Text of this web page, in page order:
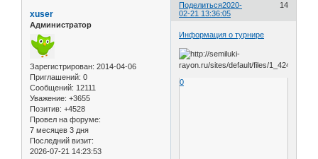
Поделиться 14
2020-
02-21 13:36:05
xuser
Администратор
Зарегистрирован: 2014-04-06
Приглашений: 0
Сообщений: 12111
Уважение: +3655
Позитив: +4528
Провел на форуме:
7 месяцев 3 дня
Последний визит:
2026-07-21 14:23:53
Информация о турнире
0